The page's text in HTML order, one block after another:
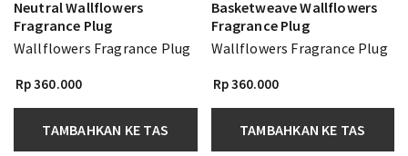
Neutral Wallflowers
Fragrance Plug
Wallflowers Fragrance Plug
Rp 360.000
TAMBAHKAN KE TAS
Basketweave Wallflowers
Fragrance Plug
Wallflowers Fragrance Plug
Rp 360.000
TAMBAHKAN KE TAS